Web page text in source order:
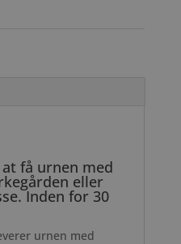
få urnen med
eller
Inden for 30
urnen med